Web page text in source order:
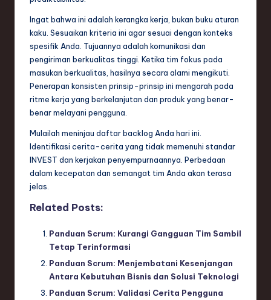
Ingat bahwa ini adalah kerangka kerja, bukan buku aturan
kaku. Sesuaikan kriteria ini agar sesuai dengan konteks
spesifik Anda. Tujuannya adalah komunikasi dan
pengiriman berkualitas tinggi. Ketika tim fokus pada
masukan berkualitas, hasilnya secara alami mengikuti.
Penerapan konsisten prinsip-prinsip ini mengarah pada
ritme kerja yang berkelanjutan dan produk yang benar-
benar melayani pengguna.
Mulailah meninjau daftar backlog Anda hari ini.
Identifikasi cerita-cerita yang tidak memenuhi standar
INVEST dan kerjakan penyempurnaannya. Perbedaan
dalam kecepatan dan semangat tim Anda akan terasa
jelas.
Related Posts:
Panduan Scrum: Kurangi Gangguan Tim Sambil
Tetap Terinformasi
Panduan Scrum: Menjembatani Kesenjangan
Antara Kebutuhan Bisnis dan Solusi Teknologi
Panduan Scrum: Validasi Cerita Pengguna